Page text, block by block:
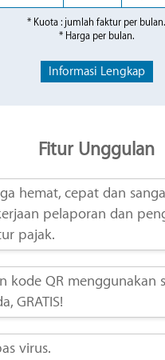
* Kuota : jumlah faktur per bulan.
* Harga per bulan.
Informasi Lengkap
Fitur Unggulan
hemat, cepat dan
pelaporan dan
pajak.
kode QR menggunakan
GRATIS!
virus.